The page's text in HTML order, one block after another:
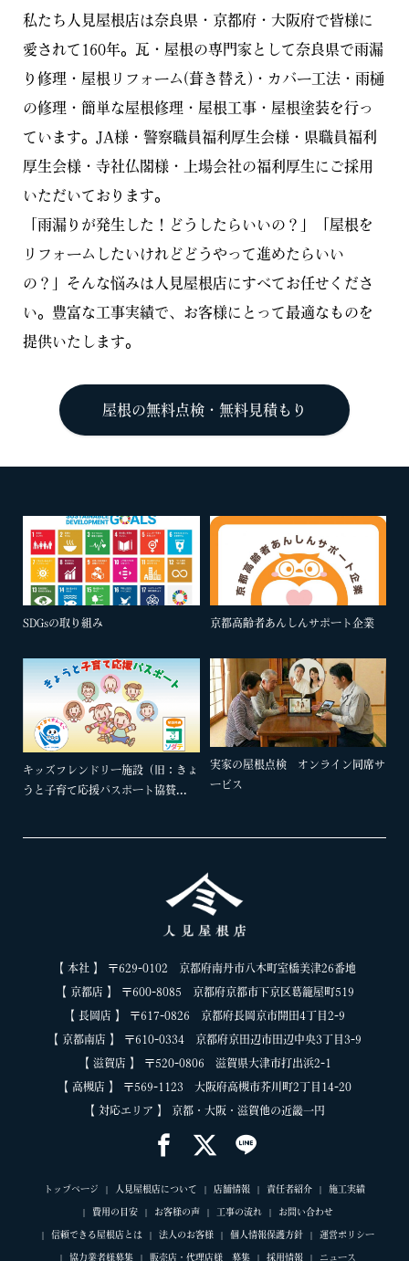
私たち人見屋根店は奈良県・京都府・大阪府で皆様に
愛されて160年。瓦・屋根の専門家として奈良県で雨漏
り修理・屋根リフォーム(葺き替え)・カバー工法・雨樋
の修理・簡単な屋根修理・屋根工事・屋根塗装を行っ
ています。JA様・警察職員福利厚生会様・県職員福利
厚生会様・寺社仏閣様・上場会社の福利厚生にご採用
いただいております。
「雨漏りが発生した！どうしたらいいの？」「屋根を
リフォームしたいけれどどうやって進めたらいい
の？」そんな悩みは人見屋根店にすべてお任せくださ
い。豊富な工事実績で、お客様にとって最適なものを
提供いたします。
屋根の無料点検・無料見積もり
SDGsの取り組み 京都高齢者あんしんサポート企業
キッズフレンドリー施設（旧：きょ
うと子育て応援パスポート協賛...
実家の屋根点検 オンライン同席サ
ービス
【 本社 】 〒629-0102 京都府南丹市八木町室橋美津26番地
【 京都店 】 〒600-8085 京都府京都市下京区葛籠屋町519
【 長岡店 】 〒617-0826 京都府長岡京市開田4丁目2-9
【 京都南店 】 〒610-0334 京都府京田辺市田辺中央3丁目3-9
【 滋賀店 】 〒520-0806 滋賀県大津市打出浜2-1
【 高槻店 】 〒569-1123 大阪府高槻市芥川町2丁目14-20
【 対応エリア 】 京都・大阪・滋賀他の近畿一円
トップページ 人見屋根店について 店舗情報 責任者紹介 施工実績
費用の目安 お客様の声 工事の流れ お問い合わせ
信頼できる屋根店とは 法人のお客様 個人情報保護方針 運営ポリシー
協力業者様募集 販売店・代理店様 募集 採用情報 ニュース